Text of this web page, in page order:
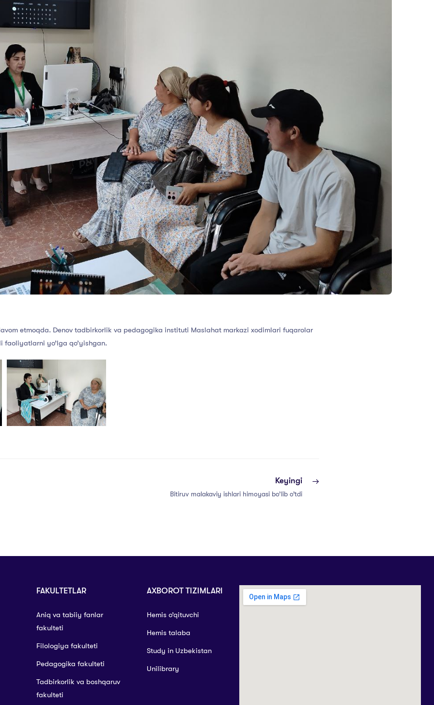
etmoqda. Denov tadbirkorlik va pedagogika instituti Maslahat markazi xodimlari fuqarolar
faoliyatlarni yo’lga qo’yishgan.
Keyingi
Bitiruv malakaviy ishlari himoyasi bo’lib o’tdi
FAKULTETLAR
Aniq va tabiiy fanlar
fakulteti
Filologiya fakulteti
Pedagogika fakulteti
Tadbirkorlik va boshqaruv
fakulteti
AXBOROT TIZIMLARI
Hemis o’qituvchi
Hemis talaba
Study in Uzbekistan
Unilibrary